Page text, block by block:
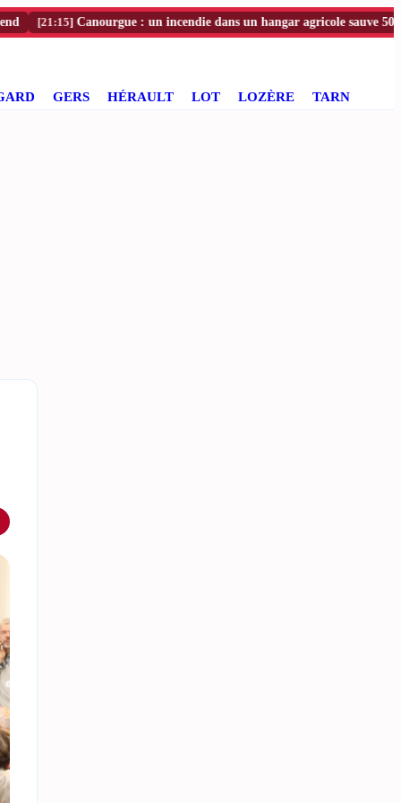
Canourgue : un incendie dans un hangar agricole sauve 500
GERS HÉRAULT LOT LOZÈRE TARN